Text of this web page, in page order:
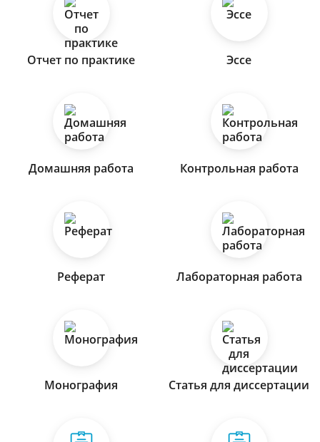
Отчет по практике Эссе
Домашняя работа Контрольная работа
Реферат Лабораторная работа
Монография Статья для диссертации